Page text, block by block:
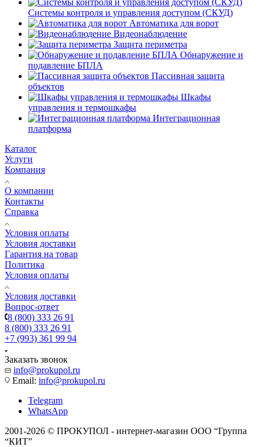
Системы контроля и управления доступом (СКУД)
Автоматика для ворот
Видеонаблюдение
Защита периметра
Обнаружение и
подавление БПЛА
Пассивная защита
объектов
Шкафы
управления и термошкафы
Интеграционная
платформа
Каталог
Услуги
Компания
О компании
Контакты
Справка
Условия оплаты
Условия доставки
Гарантия на товар
Политика
Условия оплаты
Условия доставки
Вопрос-ответ
8 (800) 333 26 91
8 (800) 333 26 91
+7 (993) 361 99 94
Заказать звонок
info@prokupol.ru
Email: info@prokupol.ru
Telegram
WhatsApp
2001-2026 © ПРОКУПОЛ - интернет-магазин ООО “Группа
“КИТ”